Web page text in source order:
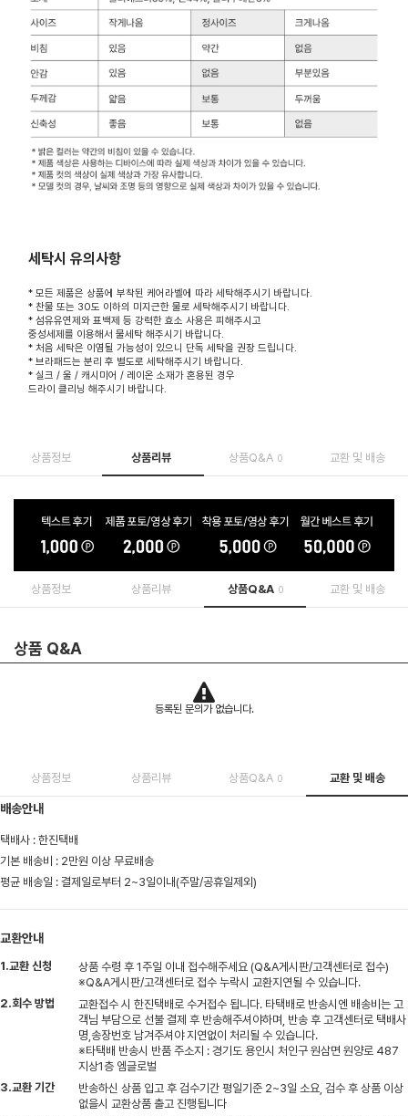
세탁시 유의사항
* 모든 제품은 상품에 부착된 케어라벨에 따라 세탁해주시기 바랍니다.
* 찬물 또는 30도 이하의 미지근한 물로 세탁해주시기 바랍니다.
* 섬유유연제와 표백제 등 강력한 효소 사용은 피해주시고
중성세제를 이용해서 물세탁 해주시기 바랍니다.
* 처음 세탁은 이염될 가능성이 있으니 단독 세탁을 권장 드립니다.
* 브라패드는 분리 후 별도로 세탁해주시기 바랍니다.
* 실크 / 울 / 캐시미어 / 레이온 소재가 혼용된 경우
드라이 클리닝 해주시기 바랍니다.
상품정보 상품리뷰 상품Q&A 0 교환 및 배송
상품정보 상품리뷰 상품Q&A 0 교환 및 배송
상품 Q&A
등록된 문의가 없습니다.
상품정보 상품리뷰 상품Q&A 0 교환 및 배송
배송안내
택배사 : 한진택배
기본 배송비 : 2만원 이상 무료배송
평균 배송일 : 결제일로부터 2~3일이내(주말/공휴일제외)
교환안내
1.교환 신청
상품 수령 후 1주일 이내 접수해주세요 (Q&A게시판/고객센터로 접수)
※Q&A게시판/고객센터로 접수 누락시 교환지연될 수 있습니다.
2.회수 방법
교환접수 시 한진택배로 수거접수 됩니다. 타택배로 반송시엔 배송비는 고
객님 부담으로 선불 결제 후 반송해주셔야하며, 반송 후 고객센터로 택배사
명,송장번호 남겨주셔야 지연없이 처리될 수 있습니다.
※타택배 반송시 반품 주소지 : 경기도 용인시 처인구 원삼면 원양로 487
지상1층 엠글로벌
3.교환 기간
반송하신 상품 입고 후 검수기간 평일기준 2~3일 소요, 검수 후 상품 이상
없을시 교환상품 출고 진행됩니다